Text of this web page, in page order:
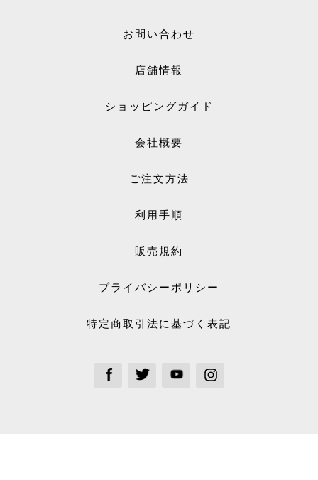
お問い合わせ
店舗情報
ショッピングガイド
会社概要
ご注文方法
利用手順
販売規約
プライバシーポリシー
特定商取引法に基づく表記
See our FacebookSee our TwitterSee our Youtube channel
See our Instagram Plus